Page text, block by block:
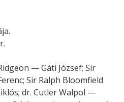
— Gáti József; Sir
Sir Ralph Bloomfield
dr. Cutler Walpol —